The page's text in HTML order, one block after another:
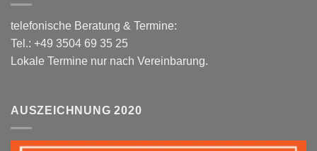
telefonische Beratung & Termine:
Tel.: +49 3504 69 35 25
Lokale Termine nur nach Vereinbarung.
AUSZEICHNUNG 2020